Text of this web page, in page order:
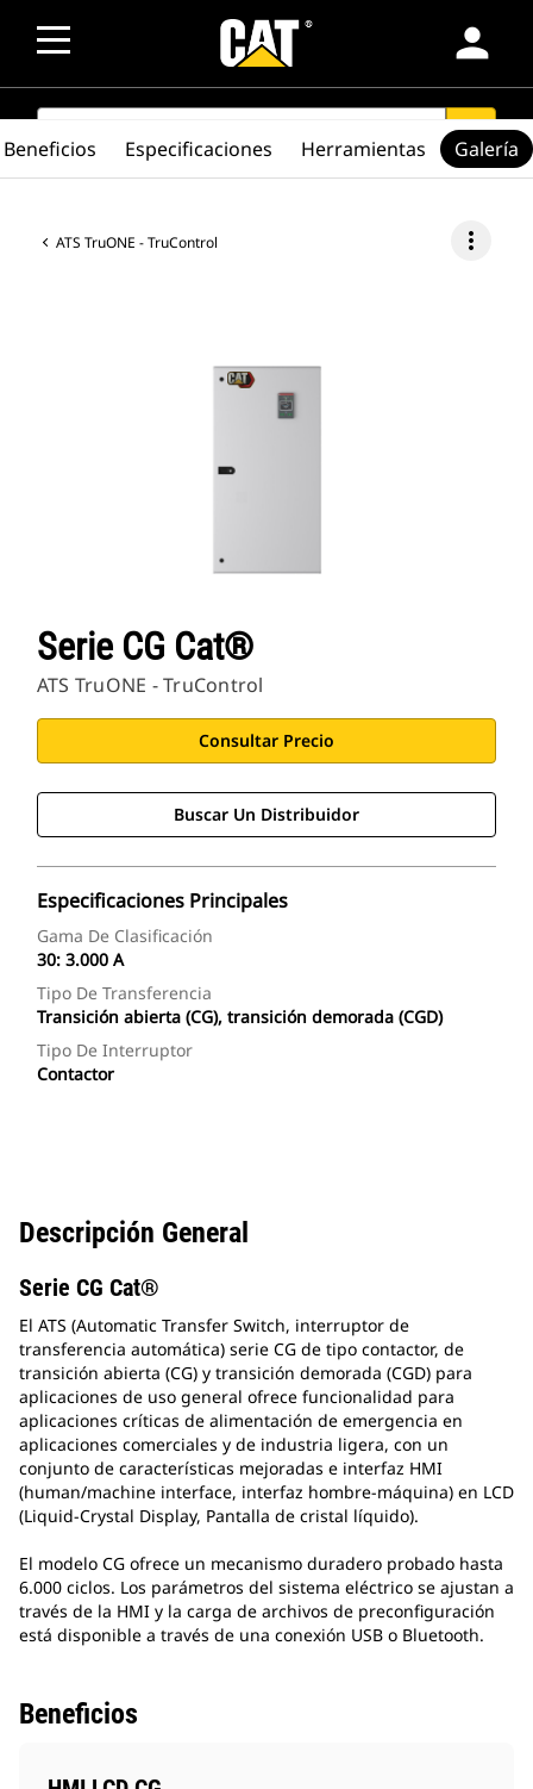
person
SEARCH search
ATS TruONE - TruControl more_vert
Serie CG Cat®
ATS TruONE - TruControl
Consultar Precio
Buscar Un Distribuidor
Especificaciones Principales
Gama De Clasificación
30: 3.000 A
Tipo De Transferencia
Transición abierta (CG), transición demorada (CGD)
Tipo De Interruptor
Contactor
Beneficios Especificaciones Herramientas Galería
Descripción General
Serie CG Cat®
El ATS (Automatic Transfer Switch, interruptor de
transferencia automática) serie CG de tipo contactor, de
transición abierta (CG) y transición demorada (CGD) para
aplicaciones de uso general ofrece funcionalidad para
aplicaciones críticas de alimentación de emergencia en
aplicaciones comerciales y de industria ligera, con un
conjunto de características mejoradas e interfaz HMI
(human/machine interface, interfaz hombre-máquina) en LCD
(Liquid-Crystal Display, Pantalla de cristal líquido).
El modelo CG ofrece un mecanismo duradero probado hasta
6.000 ciclos. Los parámetros del sistema eléctrico se ajustan a
través de la HMI y la carga de archivos de preconfiguración
está disponible a través de una conexión USB o Bluetooth.
Beneficios